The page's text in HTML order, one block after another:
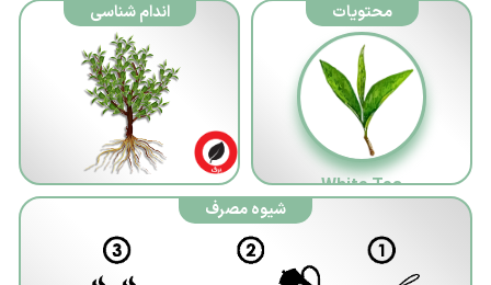
محتویات
White Tea
اندام شناسی
شیوه مصرف